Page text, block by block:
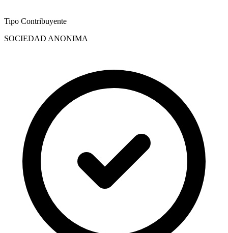
Tipo Contribuyente
SOCIEDAD ANONIMA